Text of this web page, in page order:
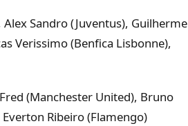
Alex Sandro (Juventus), Guilherme
Verissimo (Benfica Lisbonne),
(Manchester United), Bruno
Ribeiro (Flamengo)